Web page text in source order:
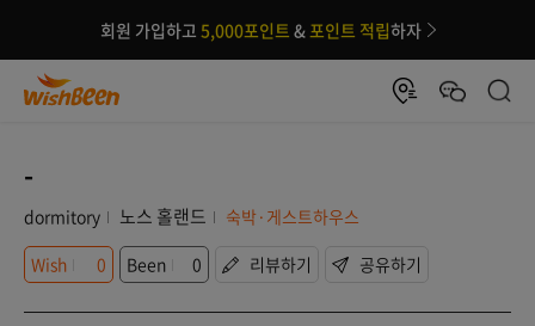
회원 가입하고 5,000포인트 &포인트 적립하자
-
dormitory 노스 홀랜드
숙박·게스트하우스
Wish
0 Been 0 리뷰하기 공유하기